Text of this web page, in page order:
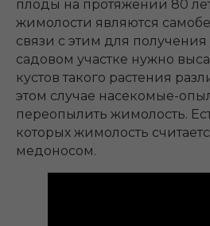
плоды на протяжении 80
жимолости являются
связи с этим для
садовом участке нужно
кустов такого растения
этом случае насекомые-
переопылить жимолость.
которых жимолость
медоносом.